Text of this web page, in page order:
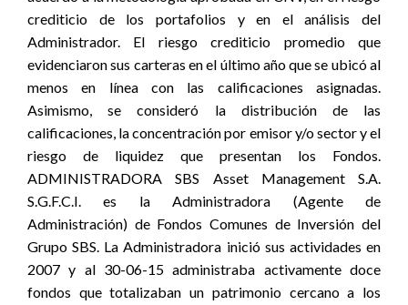
crediticio de los portafolios y en el análisis del
Administrador. El riesgo crediticio promedio que
evidenciaron sus carteras en el último año que se ubicó al
menos en línea con las calificaciones asignadas.
Asimismo, se consideró la distribución de las
calificaciones, la concentración por emisor y/o sector y el
riesgo de liquidez que presentan los Fondos.
ADMINISTRADORA SBS Asset Management S.A.
S.G.F.C.I. es la Administradora (Agente de
Administración) de Fondos Comunes de Inversión del
Grupo SBS. La Administradora inició sus actividades en
2007 y al 30-06-15 administraba activamente doce
fondos que totalizaban un patrimonio cercano a los